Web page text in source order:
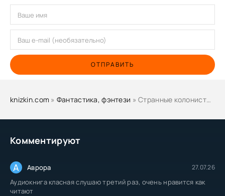
Комментируют
А Аврора 27.07.26
Аудиокнига класная слушаю третий раз, очень нравится как
читают
ОТПРАВИТЬ
knizkin.com » Фантастика, фэнтези » Странные колонисты - Гордон Диксон